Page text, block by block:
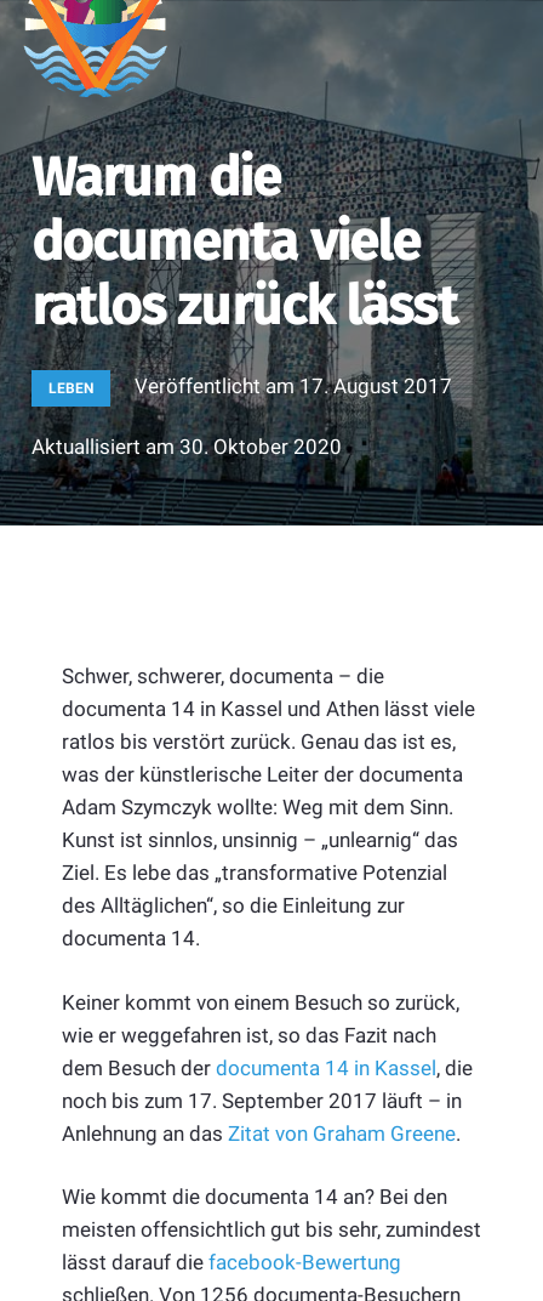
Warum die
documenta viele
ratlos zurück lässt
LEBEN Veröffentlicht am17. August 2017
Aktuallisiert am30. Oktober 2020
Schwer, schwerer, documenta – die
documenta 14 in Kassel und Athen lässt viele
ratlos bis verstört zurück. Genau das ist es,
was der künstlerische Leiter der documenta
Adam Szymczyk wollte: Weg mit dem Sinn.
Kunst ist sinnlos, unsinnig – „unlearnig“ das
Ziel. Es lebe das „transformative Potenzial
des Alltäglichen“, so die Einleitung zur
documenta 14.
Keiner kommt von einem Besuch so zurück,
wie er weggefahren ist, so das Fazit nach
dem Besuch der documenta 14 in Kassel, die
noch bis zum 17. September 2017 läuft – in
Anlehnung an das Zitat von Graham Greene.
Wie kommt die documenta 14 an? Bei den
meisten offensichtlich gut bis sehr, zumindest
lässt darauf die facebook-Bewertung
schließen. Von 1256 documenta-Besuchern